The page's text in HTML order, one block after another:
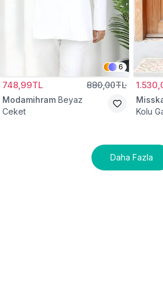
6
748,99TL 880,00TL
Modamihram Beyaz
Ceket
Kolu
Daha Fazla